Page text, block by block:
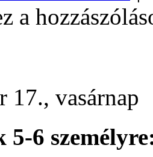
a
17., vasárnap
5-6